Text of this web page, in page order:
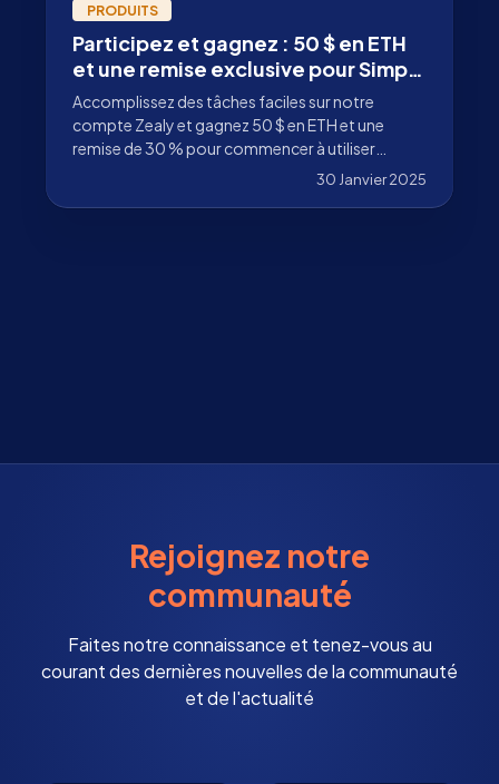
PRODUITS
Participez et gagnez : 50 $ en ETH
et une remise exclusive pour Simple
CSM
Accomplissez des tâches faciles sur notre
compte Zealy et gagnez 50 $ en ETH et une
remise de 30 % pour commencer à utiliser
30 Janvier 2025
Rejoignez notre
communauté
Faites notre connaissance et tenez-vous au
courant des dernières nouvelles de la communauté
et de l'actualité